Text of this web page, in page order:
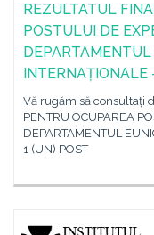
REZULTATUL
POSTULUI DE
INTERNAȚIONALE
Vă rugăm să consultați
PENTRU OCUPAREA
DEPARTAMENTUL
1 (UN) POST